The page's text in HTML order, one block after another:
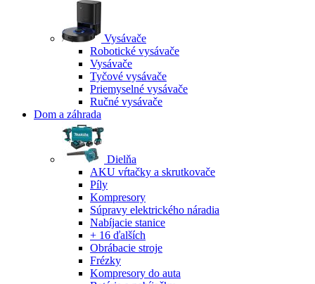
Vysávače
Robotické vysávače
Vysávače
Tyčové vysávače
Priemyselné vysávače
Ručné vysávače
Dom a záhrada
Dielňa
AKU vŕtačky a skrutkovače
Píly
Kompresory
Súpravy elektrického náradia
Nabíjacie stanice
+ 16 ďalších
Obrábacie stroje
Frézky
Kompresory do auta